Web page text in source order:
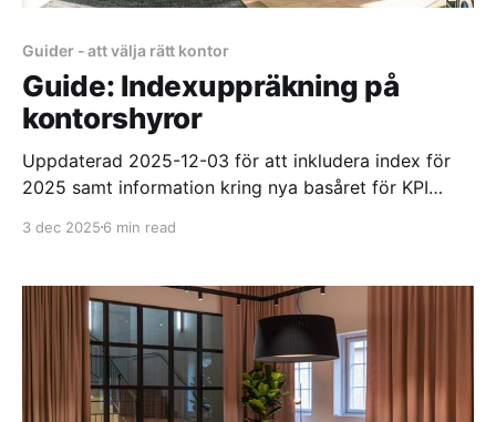
Guider - att välja rätt kontor
Guide: Indexuppräkning på
kontorshyror
Uppdaterad 2025-12-03 för att inkludera index för
2025 samt information kring nya basåret för KPI
hyresfakturan för första kvartalet nästa år ner i
högre. Tidigare år har denna höjning ofta gått
3 dec 2025 6 min read